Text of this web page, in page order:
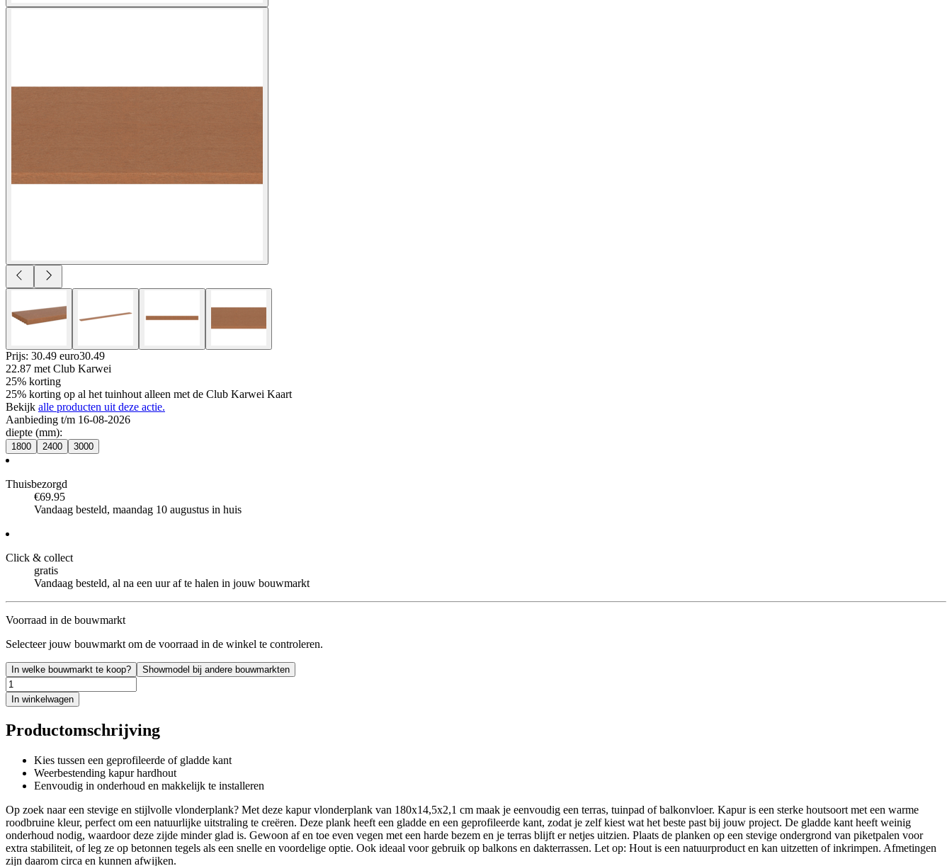
Prijs: 30.49 euro30.49
22.87 met Club Karwei
25% korting
25% korting op al het tuinhout alleen met de Club Karwei Kaart
Bekijk alle producten uit deze actie.
Aanbieding t/m 16-08-2026
diepte (mm):
1800 2400 3000
Thuisbezorgd
€69.95
Vandaag besteld, maandag 10 augustus in huis
Click & collect
gratis
Vandaag besteld, al na een uur af te halen in jouw bouwmarkt
Voorraad in de bouwmarkt
Selecteer jouw bouwmarkt om de voorraad in de winkel te controleren.
In welke bouwmarkt te koop? Showmodel bij andere bouwmarkten
In winkelwagen
Productomschrijving
Kies tussen een geprofileerde of gladde kant
Weerbestending kapur hardhout
Eenvoudig in onderhoud en makkelijk te installeren
Op zoek naar een stevige en stijlvolle vlonderplank? Met deze kapur vlonderplank van 180x14,5x2,1 cm maak je eenvoudig een terras, tuinpad of balkonvloer. Kapur is een sterke houtsoort met een warme
roodbruine kleur, perfect om een natuurlijke uitstraling te creëren. Deze plank heeft een gladde en een geprofileerde kant, zodat je zelf kiest wat het beste past bij jouw project. De gladde kant heeft weinig
onderhoud nodig, waardoor deze zijde minder glad is. Gewoon af en toe even vegen met een harde bezem en je terras blijft er netjes uitzien. Plaats de planken op een stevige ondergrond van piketpalen voor
extra stabiliteit, of leg ze op betonnen tegels als een snelle en voordelige optie. Ook ideaal voor gebruik op balkons en dakterrassen. Let op: Hout is een natuurproduct en kan uitzetten of inkrimpen. Afmetingen
zijn daarom circa en kunnen afwijken.